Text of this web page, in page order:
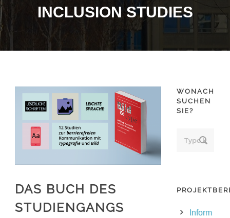
INCLUSION STUDIES
DAS BUCH DES
STUDIENGANGS
WONACH
SUCHEN
SIE?
Inform